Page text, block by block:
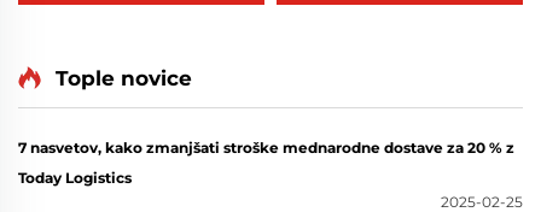
Tople novice
7 nasvetov, kako zmanjšati stroške mednarodne dostave za 20 % z
Today Logistics
2025-02-25